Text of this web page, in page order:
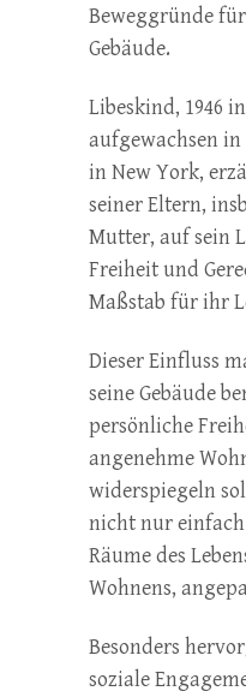
Beweggründe
Gebäude.
Libeskind, 1946
aufgewachsen
in New York,
seiner Eltern,
Mutter, auf sein
Freiheit und
Maßstab für ihr
Dieser Einfluss
seine Gebäude
persönliche
angenehme
widerspiegeln
nicht nur einfach
Räume des
Wohnens,
Besonders
soziale